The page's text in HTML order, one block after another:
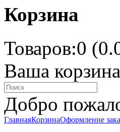
Корзина
Товаров:0
Ваша
Добро
ГлавнаяКорзинаОформление